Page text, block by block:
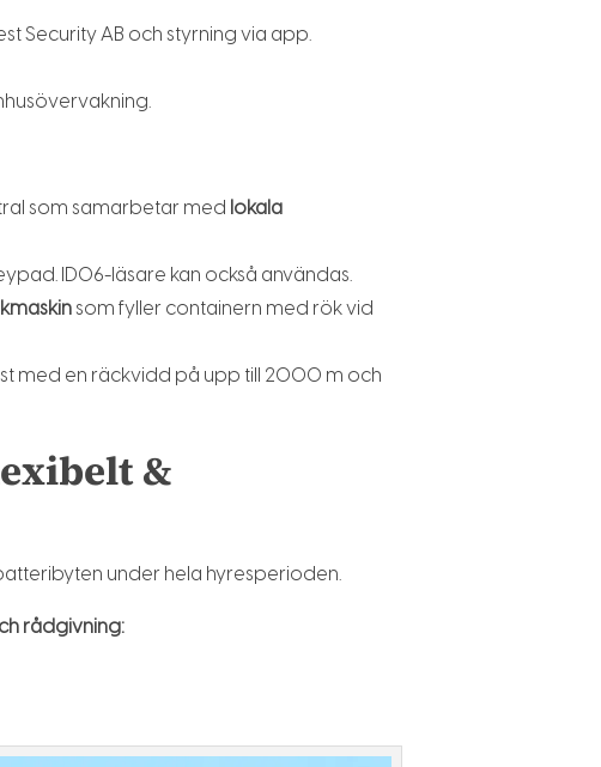
Security AB och styrning via app.
som samarbetar med lokala
ID06-läsare kan också användas.
som fyller containern med rök vid
med en räckvidd på upp till 2000 m och
&
under hela hyresperioden.
rådgivning: